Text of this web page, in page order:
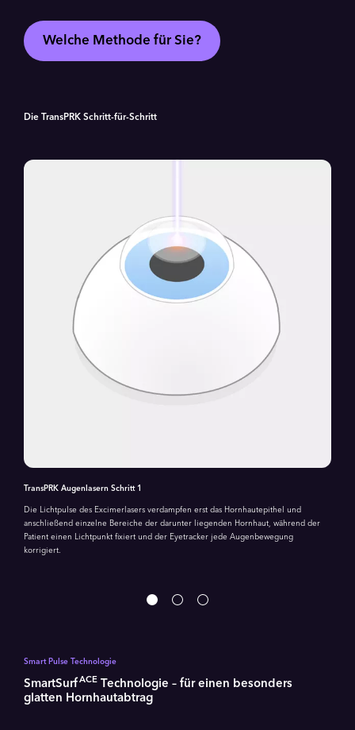
Welche Methode für Sie?
Die TransPRK Schritt-für-Schritt
TransPRK Augenlasern Schritt 1
Die Lichtpulse des Excimerlasers verdampfen erst das Hornhautepithel und
anschließend einzelne Bereiche der darunter liegenden Hornhaut, während der
Patient einen Lichtpunkt fixiert und der Eyetracker jede Augenbewegung
korrigiert.
Smart Pulse Technologie
SmartSurfACE Technologie – für einen besonders
glatten Hornhautabtrag